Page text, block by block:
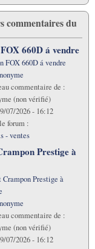
commentaires du
660D á vendre
FOX 660D á vendre
commentaire de :
(non vérifié)
07/2026 - 16:12
forum :
- ventes
Prestige à
Prestige à
commentaire de :
(non vérifié)
07/2026 - 16:12